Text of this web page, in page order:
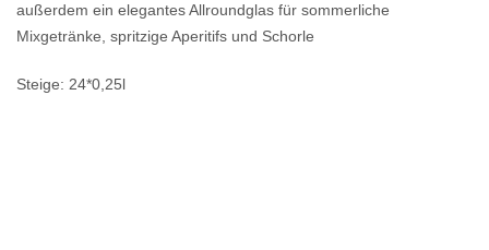
außerdem ein elegantes Allroundglas für sommerliche
Mixgetränke, spritzige Aperitifs und Schorle
Steige: 24*0,25l